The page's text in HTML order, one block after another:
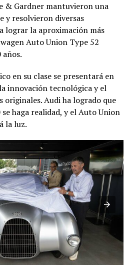
& Gardner mantuvieron una
y resolvieron diversas
lograr la aproximación más
Auto Union Type 52
años.
en su clase se presentará en
innovación tecnológica y el
originales. Audi ha logrado que
haga realidad, y el Auto Union
la luz.